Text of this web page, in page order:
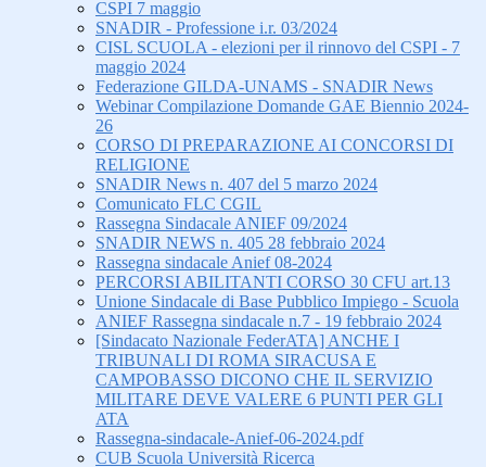
CSPI 7 maggio
SNADIR - Professione i.r. 03/2024
CISL SCUOLA - elezioni per il rinnovo del CSPI - 7
maggio 2024
Federazione GILDA-UNAMS - SNADIR News
Webinar Compilazione Domande GAE Biennio 2024-
26
CORSO DI PREPARAZIONE AI CONCORSI DI
RELIGIONE
SNADIR News n. 407 del 5 marzo 2024
Comunicato FLC CGIL
Rassegna Sindacale ANIEF 09/2024
SNADIR NEWS n. 405 28 febbraio 2024
Rassegna sindacale Anief 08-2024
PERCORSI ABILITANTI CORSO 30 CFU art.13
Unione Sindacale di Base Pubblico Impiego - Scuola
ANIEF Rassegna sindacale n.7 - 19 febbraio 2024
[Sindacato Nazionale FederATA] ANCHE I
TRIBUNALI DI ROMA SIRACUSA E
CAMPOBASSO DICONO CHE IL SERVIZIO
MILITARE DEVE VALERE 6 PUNTI PER GLI
ATA
Rassegna-sindacale-Anief-06-2024.pdf
CUB Scuola Università Ricerca